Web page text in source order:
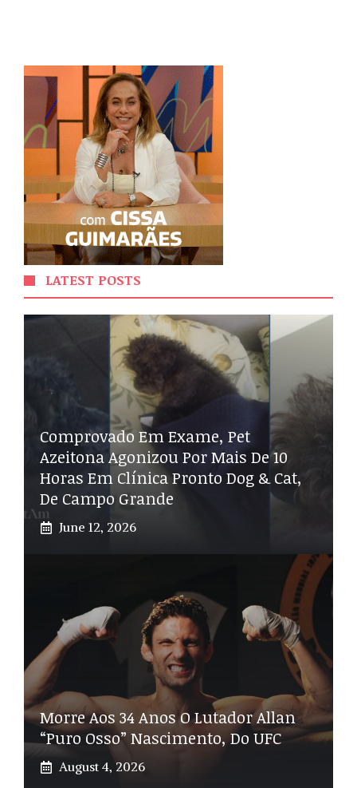
LATEST POSTS
Comprovado Em Exame, Pet
Azeitona Agonizou Por Mais De 10
Horas Em Clínica Pronto Dog & Cat,
De Campo Grande
June 12, 2026
Morre Aos 34 Anos O Lutador Allan
“Puro Osso” Nascimento, Do UFC
August 4, 2026